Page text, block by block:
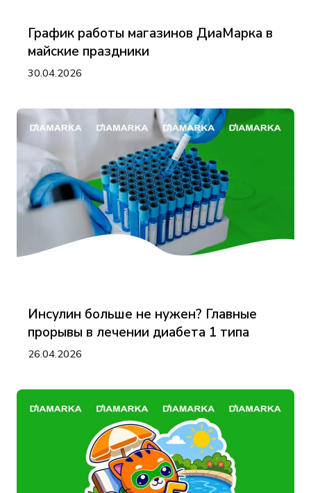
График работы магазинов ДиаМарка в
майские праздники
30.04.2026
Инсулин больше не нужен? Главные
прорывы в лечении диабета 1 типа
26.04.2026